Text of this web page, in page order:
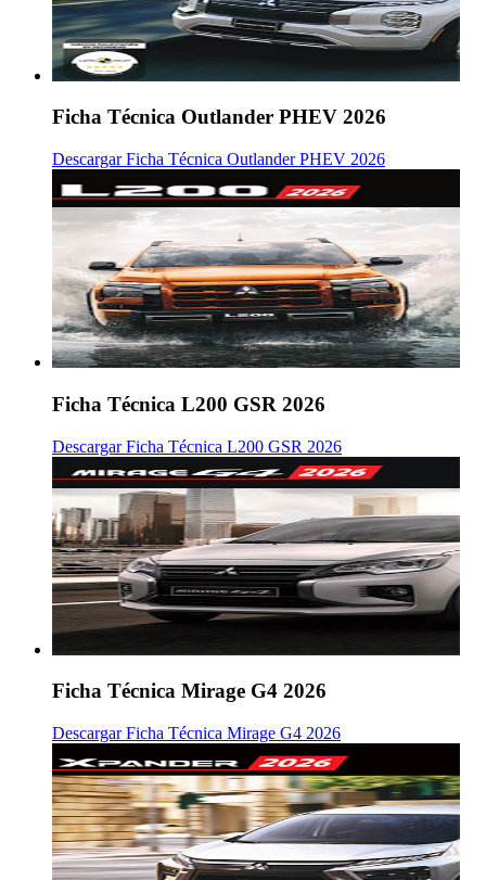
Ficha Técnica Outlander PHEV 2026
Descargar Ficha Técnica Outlander PHEV 2026
Ficha Técnica L200 GSR 2026
Descargar Ficha Técnica L200 GSR 2026
Ficha Técnica Mirage G4 2026
Descargar Ficha Técnica Mirage G4 2026